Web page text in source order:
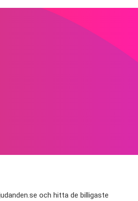
och hitta de billigaste